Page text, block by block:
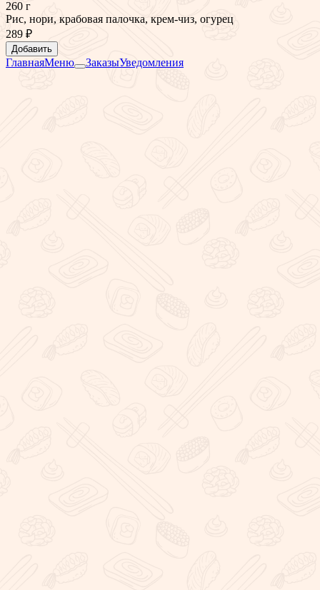
260 г
Рис, нори, крабовая палочка, крем-чиз, огурец
289 ₽
Добавить
ГлавнаяМеню ЗаказыУведомления